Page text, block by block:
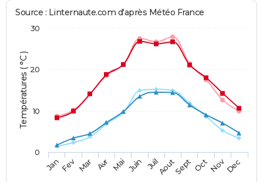
Températures ( °C )
Source : Linternaute.com d'après Météo France
JanFev Mar Avr Mai Juin JuilAoutSept OctNovDec
0
10
20
30